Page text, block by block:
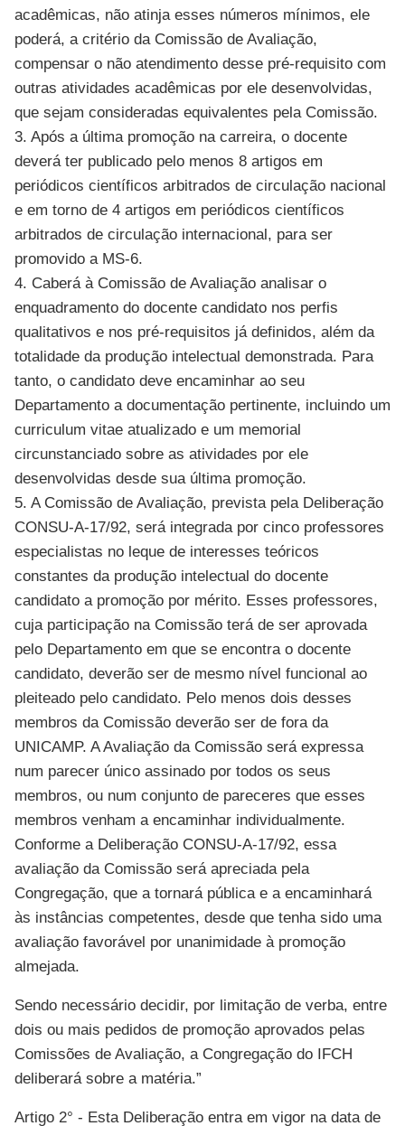
acadêmicas, não atinja esses números mínimos, ele
poderá, a critério da Comissão de Avaliação,
compensar o não atendimento desse pré-requisito com
outras atividades acadêmicas por ele desenvolvidas,
que sejam consideradas equivalentes pela Comissão.
3. Após a última promoção na carreira, o docente
deverá ter publicado pelo menos 8 artigos em
periódicos científicos arbitrados de circulação nacional
e em torno de 4 artigos em periódicos científicos
arbitrados de circulação internacional, para ser
promovido a MS-6.
4. Caberá à Comissão de Avaliação analisar o
enquadramento do docente candidato nos perfis
qualitativos e nos pré-requisitos já definidos, além da
totalidade da produção intelectual demonstrada. Para
tanto, o candidato deve encaminhar ao seu
Departamento a documentação pertinente, incluindo um
curriculum vitae atualizado e um memorial
circunstanciado sobre as atividades por ele
desenvolvidas desde sua última promoção.
5. A Comissão de Avaliação, prevista pela Deliberação
CONSU-A-17/92, será integrada por cinco professores
especialistas no leque de interesses teóricos
constantes da produção intelectual do docente
candidato a promoção por mérito. Esses professores,
cuja participação na Comissão terá de ser aprovada
pelo Departamento em que se encontra o docente
candidato, deverão ser de mesmo nível funcional ao
pleiteado pelo candidato. Pelo menos dois desses
membros da Comissão deverão ser de fora da
UNICAMP. A Avaliação da Comissão será expressa
num parecer único assinado por todos os seus
membros, ou num conjunto de pareceres que esses
membros venham a encaminhar individualmente.
Conforme a Deliberação CONSU-A-17/92, essa
avaliação da Comissão será apreciada pela
Congregação, que a tornará pública e a encaminhará
às instâncias competentes, desde que tenha sido uma
avaliação favorável por unanimidade à promoção
almejada.
Sendo necessário decidir, por limitação de verba, entre
dois ou mais pedidos de promoção aprovados pelas
Comissões de Avaliação, a Congregação do IFCH
deliberará sobre a matéria.”
Artigo 2° - Esta Deliberação entra em vigor na data de